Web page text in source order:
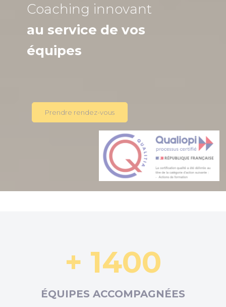
Coaching innovant
au service de vos
équipes
Prendre rendez-vous
+ 1400
ÉQUIPES ACCOMPAGNÉES